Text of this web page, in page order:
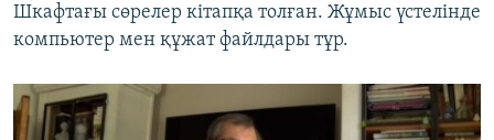
Шкафтағы сөрелер кітапқа толған. Жұмыс үстелінде
компьютер мен құжат файлдары тұр.